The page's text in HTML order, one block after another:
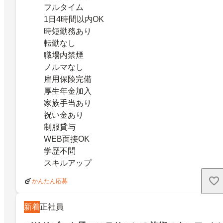
フルタイム
1日4時間以内OK
時短勤務あり
転勤なし
職場内禁煙
ノルマなし
雇用保険完備
厚生年金加入
家族手当あり
祝い金あり
制服貸与
WEB面接OK
学歴不問
スキルアップ
かんたん応募
新着正社員